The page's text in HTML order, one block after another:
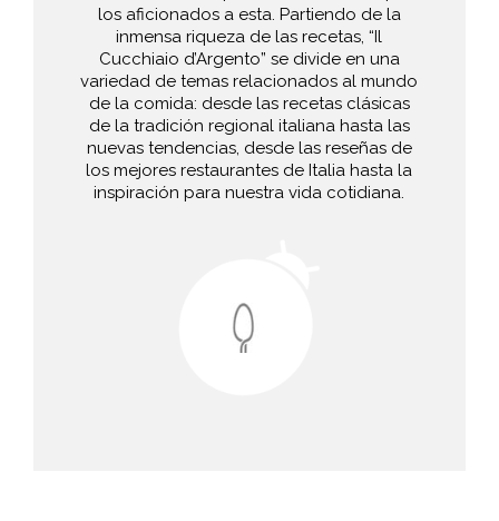
los aficionados a esta. Partiendo de la
inmensa riqueza de las recetas, “Il
Cucchiaio d’Argento” se divide en una
variedad de temas relacionados al mundo
de la comida: desde las recetas clásicas
de la tradición regional italiana hasta las
nuevas tendencias, desde las reseñas de
los mejores restaurantes de Italia hasta la
inspiración para nuestra vida cotidiana.